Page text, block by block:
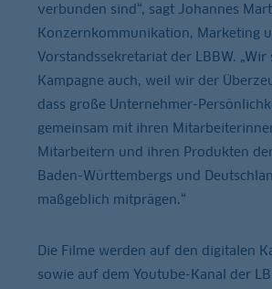
verbunden sind“, sagt Johannes
Konzernkommunikation, Marketing
Vorstandssekretariat der LBBW. „Wir
Kampagne auch, weil wir der
dass große Unternehmer-
gemeinsam mit ihren
Mitarbeitern und ihren Produkten
Baden-Württembergs und
maßgeblich mitprägen.“
Die Filme werden auf den digitalen
sowie auf dem Youtube-Kanal der